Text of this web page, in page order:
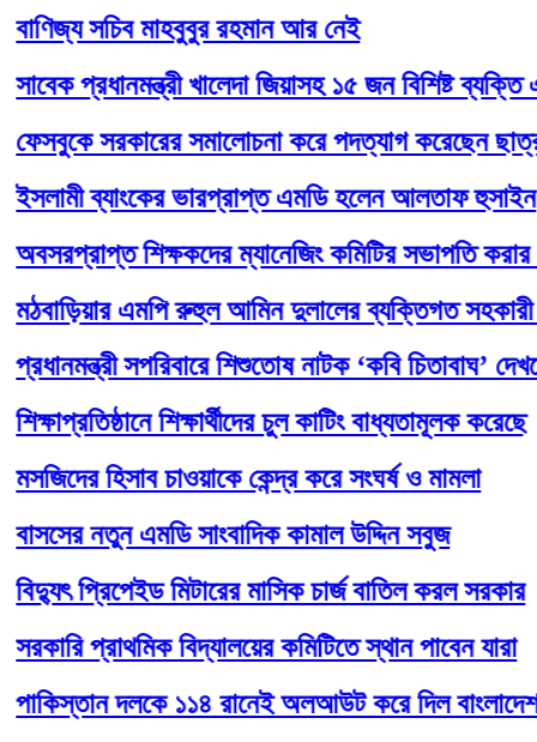
সচিব মাহবুবুর রহমান আর নেই
প্রধানমন্ত্রী খালেদা জিয়াসহ ১৫ জন বিশিষ্ট ব্যক্তি এবং
সরকারের সমালোচনা করে পদত্যাগ করেছেন ছাত্রদল
ব্যাংকের ভারপ্রাপ্ত এমডি হলেন আলতাফ হুসাইন
শিক্ষকদের ম্যানেজিং কমিটির সভাপতি করার
এমপি রুহুল আমিন দুলালের ব্যক্তিগত সহকারী
সপরিবারে শিশুতোষ নাটক ‘কবি চিতাবাঘ’ দেখলেন
শিক্ষার্থীদের চুল কাটিং বাধ্যতামূলক করেছে
হিসাব চাওয়াকে কেন্দ্র করে সংঘর্ষ ও মামলা
নতুন এমডি সাংবাদিক কামাল উদ্দিন সবুজ
প্রিপেইড মিটারের মাসিক চার্জ বাতিল করল সরকার
প্রাথমিক বিদ্যালয়ের কমিটিতে স্থান পাবেন যারা
দলকে ১১৪ রানেই অলআউট করে দিল বাংলাদেশ